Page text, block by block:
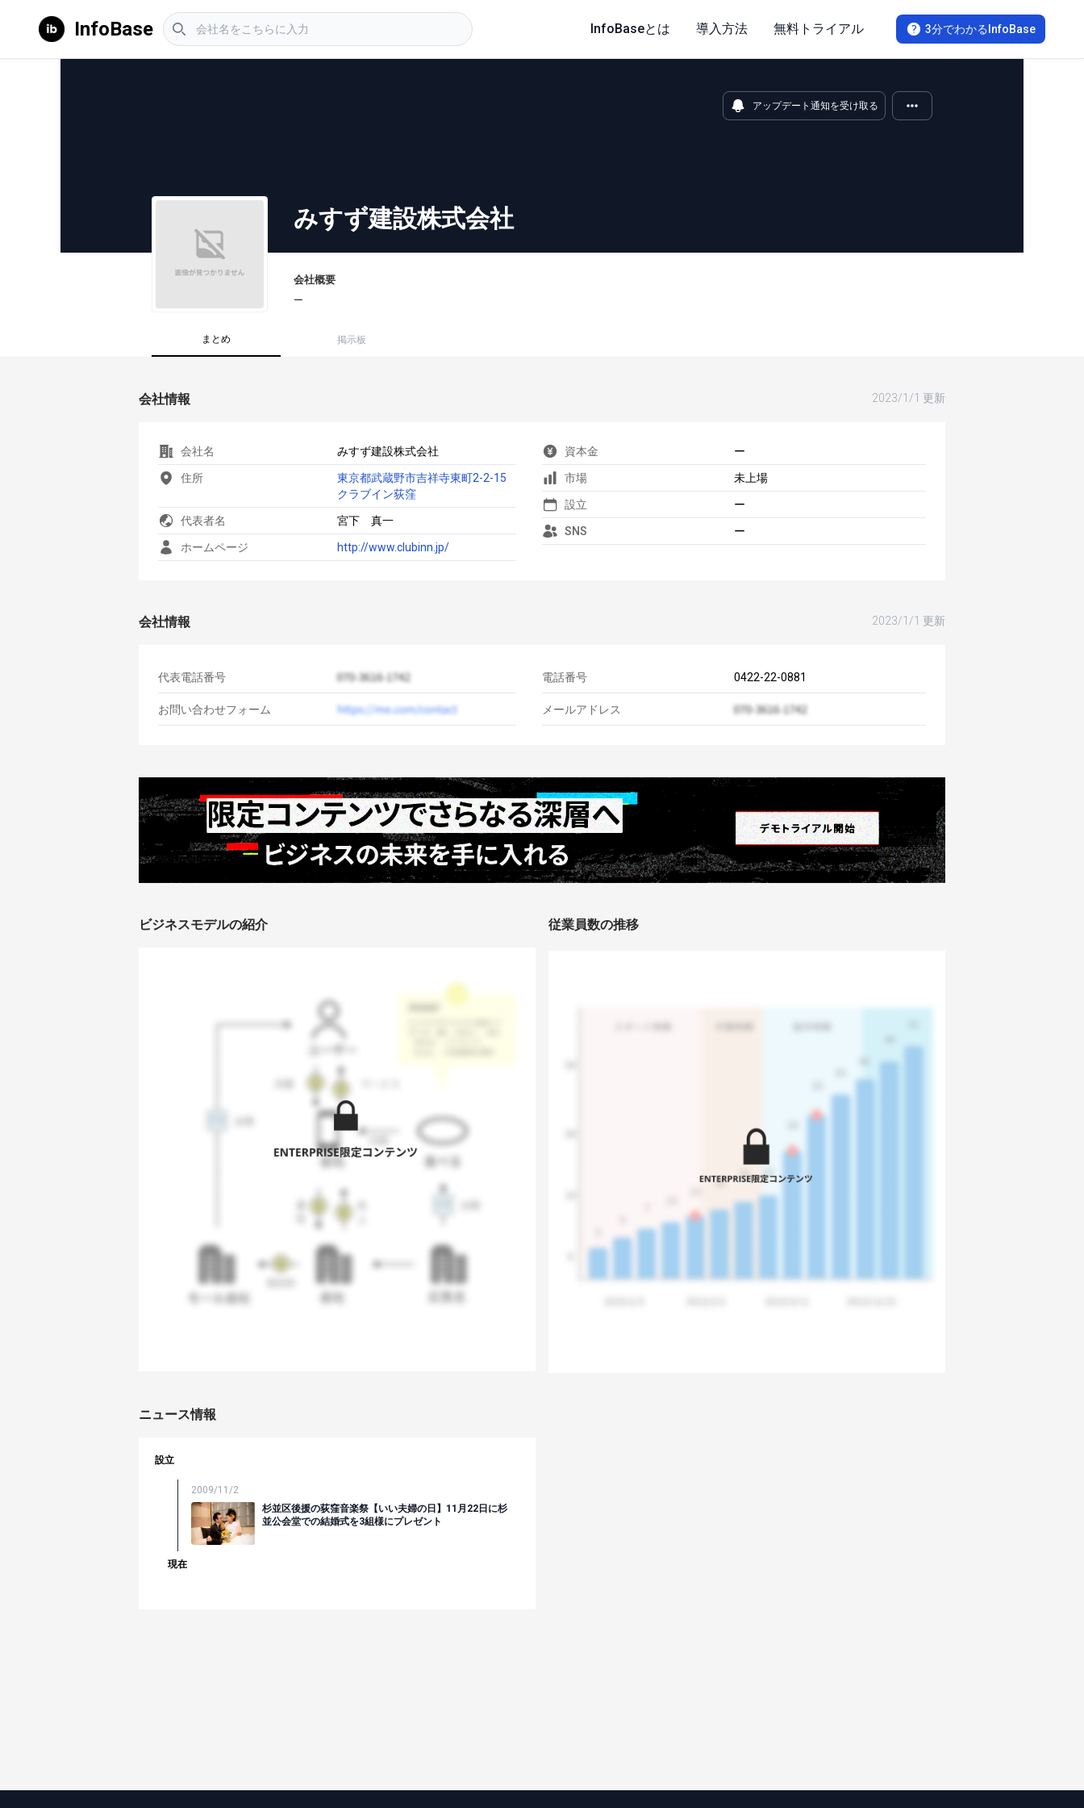
InfoBase 3分でわかるInfoBase
InfoBaseとは 導入方法 無料トライアル
アップデート通知を受け取る
みすず建設株式会社
会社概要
ー
まとめ 掲示板
会社情報 2023/1/1 更新
会社名 みすず建設株式会社
住所
東京都武蔵野市吉祥寺東町2-2-15
クラブイン荻窪
代表者名 宮下 真一
ホームページ http://www.clubinn.jp/
資本金 ー
市場 未上場
設立 ー
SNS ー
会社情報 2023/1/1 更新
代表電話番号
お問い合わせフォーム
電話番号 0422-22-0881
メールアドレス
ビジネスモデルの紹介 従業員数の推移
ニュース情報
設立
2009/11/2
杉並区後援の荻窪音楽祭【いい夫婦の日】11月22日に杉
並公会堂での結婚式を3組様にプレゼント
現在